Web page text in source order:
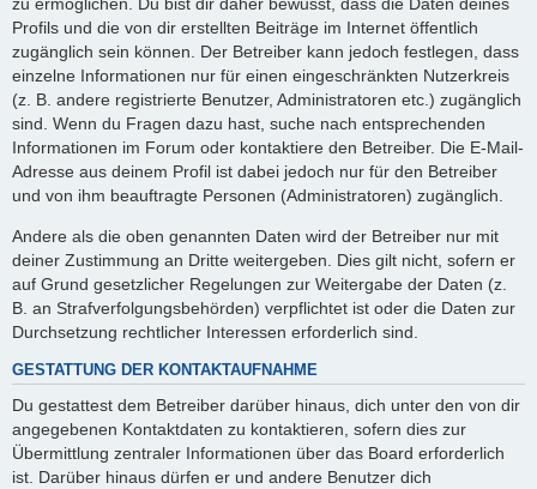
Profils und die von dir erstellten Beiträge im Internet öffentlich
zugänglich sein können. Der Betreiber kann jedoch festlegen, dass
einzelne Informationen nur für einen eingeschränkten Nutzerkreis
(z. B. andere registrierte Benutzer, Administratoren etc.) zugänglich
sind. Wenn du Fragen dazu hast, suche nach entsprechenden
Informationen im Forum oder kontaktiere den Betreiber. Die E-Mail-
Adresse aus deinem Profil ist dabei jedoch nur für den Betreiber
und von ihm beauftragte Personen (Administratoren) zugänglich.
Andere als die oben genannten Daten wird der Betreiber nur mit
deiner Zustimmung an Dritte weitergeben. Dies gilt nicht, sofern er
auf Grund gesetzlicher Regelungen zur Weitergabe der Daten (z.
B. an Strafverfolgungsbehörden) verpflichtet ist oder die Daten zur
Durchsetzung rechtlicher Interessen erforderlich sind.
GESTATTUNG DER KONTAKTAUFNAHME
Du gestattest dem Betreiber darüber hinaus, dich unter den von dir
angegebenen Kontaktdaten zu kontaktieren, sofern dies zur
Übermittlung zentraler Informationen über das Board erforderlich
ist. Darüber hinaus dürfen er und andere Benutzer dich